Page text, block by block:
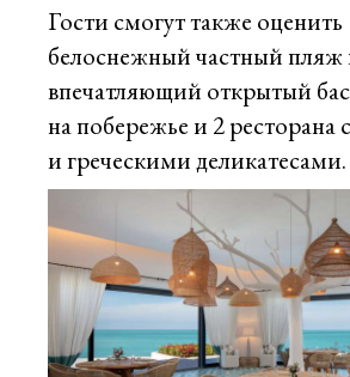
Гости смогут также оценить
белоснежный частный пляж
впечатляющий открытый
на побережье и 2 ресторана
и греческими деликатесами.